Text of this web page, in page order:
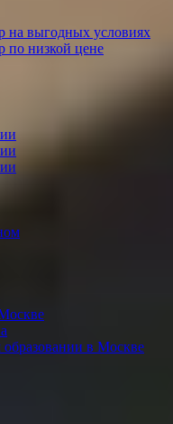
на выгодных условиях
по низкой цене
образовании в Москве